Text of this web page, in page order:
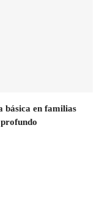
básica en familias